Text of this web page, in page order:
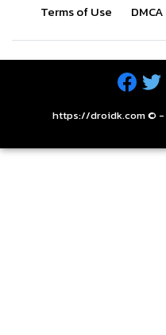
Terms of Use
DMCA
https://droidk.com © -